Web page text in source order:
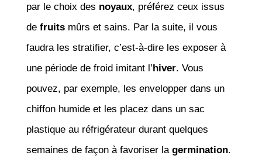
par le choix des noyaux, préférez ceux issus
de fruitsmûrs et sains. Par la suite, il vous
faudra les stratifier, c’est-à-dire les exposer à
une période de froid imitant l’hiver. Vous
pouvez, par exemple, les envelopper dans un
chiffon humide et les placez dans un sac
plastique au réfrigérateur durant quelques
semaines de façon à favoriser la germination.